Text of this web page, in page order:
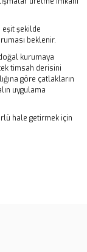
eşit şekilde
beklenir.
kurumaya
timsah derisini
göre çatlakların
uygulama
hale getirmek için